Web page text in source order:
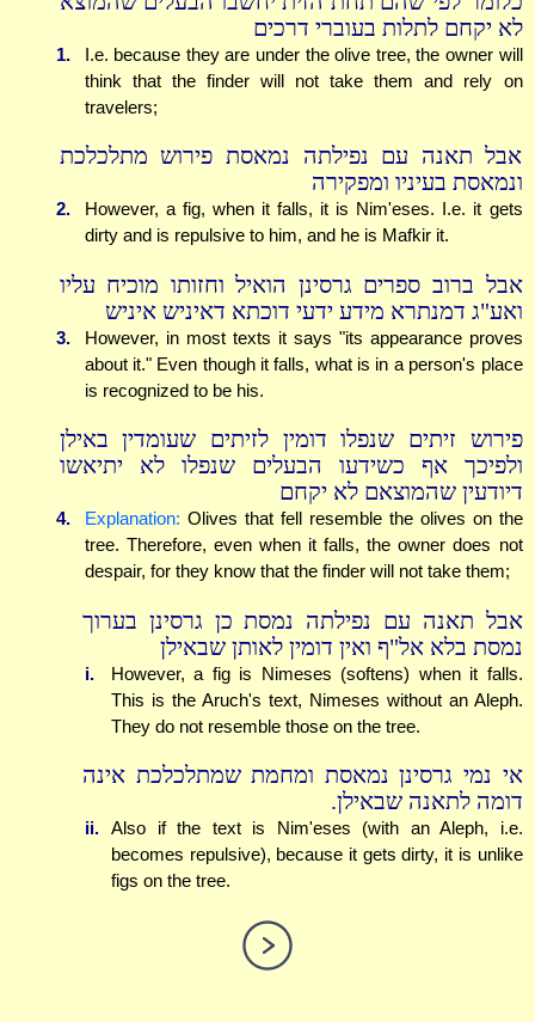
לא יקחם לתלות בעוברי דרכים
1.
I.e. because they are under the olive tree, the owner will
think that the finder will not take them and rely on
travelers;
אבל תאנה עם נפילתה נמאסת פירוש מתלכלכת
ונמאסת בעיניו ומפקירה
2.
However, a fig, when it falls, it is Nim'eses. I.e. it gets
dirty and is repulsive to him, and he is Mafkir it.
אבל ברוב ספרים גרסינן הואיל וחזותו מוכיח עליו
ואע"ג דמנתרא מידע ידעי דוכתא דאיניש איניש
3.
However, in most texts it says "its appearance proves
about it." Even though it falls, what is in a person's place
is recognized to be his.
פירוש זיתים שנפלו דומין לזיתים שעומדין באילן
ולפיכך אף כשידעו הבעלים שנפלו לא יתיאשו
דיודעין שהמוצאם לא יקחם
4. Explanation: Olives that fell resemble the olives on the
tree. Therefore, even when it falls, the owner does not
despair, for they know that the finder will not take them;
אבל תאנה עם נפילתה נמסת כן גרסינן בערוך
נמסת בלא אל"ף ואין דומין לאותן שבאילן
i.
However, a fig is Nimeses (softens) when it falls.
This is the Aruch's text, Nimeses without an Aleph.
They do not resemble those on the tree.
אי נמי גרסינן נמאסת ומחמת שמתלכלכת אינה
דומה לתאנה שבאילן.
ii.
Also if the text is Nim'eses (with an Aleph, i.e.
becomes repulsive), because it gets dirty, it is unlike
figs on the tree.